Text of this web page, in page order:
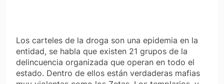
Los carteles de la droga son una epidemia en la
entidad, se habla que existen 21 grupos de la
delincuencia organizada que operan en todo el
estado. Dentro de ellos están verdaderas mafias